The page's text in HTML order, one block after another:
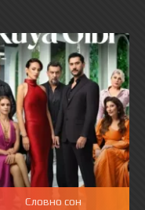
Словно сон